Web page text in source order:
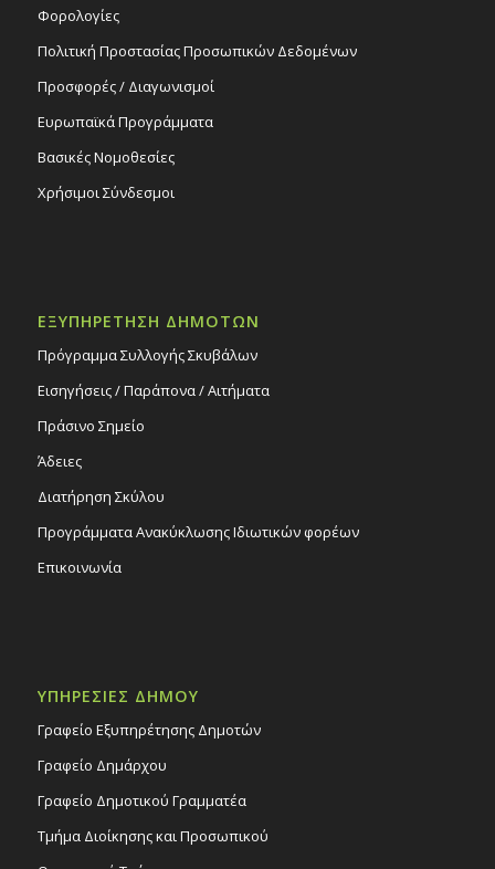
Φορολογίες
Πολιτική Προστασίας Προσωπικών Δεδομένων
Προσφορές / Διαγωνισμοί
Ευρωπαϊκά Προγράμματα
Βασικές Νομοθεσίες
Χρήσιμοι Σύνδεσμοι
ΕΞΥΠΗΡΕΤΗΣΗ ΔΗΜΟΤΩΝ
Πρόγραμμα Συλλογής Σκυβάλων
Εισηγήσεις / Παράπονα / Αιτήματα
Πράσινο Σημείο
Άδειες
Διατήρηση Σκύλου
Προγράμματα Ανακύκλωσης Ιδιωτικών φορέων
Επικοινωνία
ΥΠΗΡΕΣΙΕΣ ΔΗΜΟΥ
Γραφείο Εξυπηρέτησης Δημοτών
Γραφείο Δημάρχου
Γραφείο Δημοτικού Γραμματέα
Τμήμα Διοίκησης και Προσωπικού